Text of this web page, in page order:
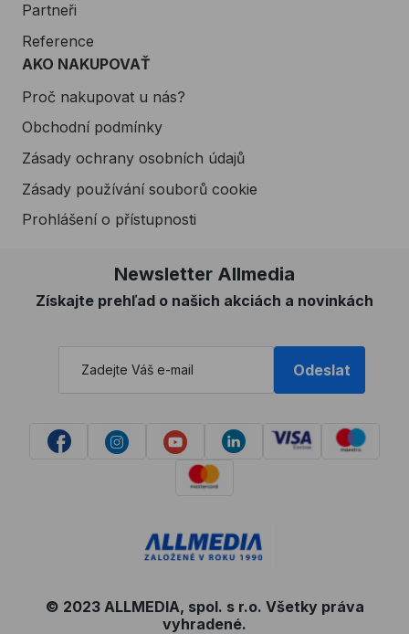
Partneři
Reference
AKO NAKUPOVAŤ
Proč nakupovat u nás?
Obchodní podmínky
Zásady ochrany osobních údajů
Zásady používání souborů cookie
Prohlášení o přístupnosti
Newsletter Allmedia
Získajte prehľad o našich akciách a novinkách
Odeslat
© 2023 ALLMEDIA, spol. s r.o. Všetky práva
vyhradené.